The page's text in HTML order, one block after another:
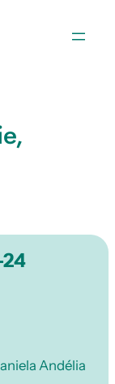
Andélia